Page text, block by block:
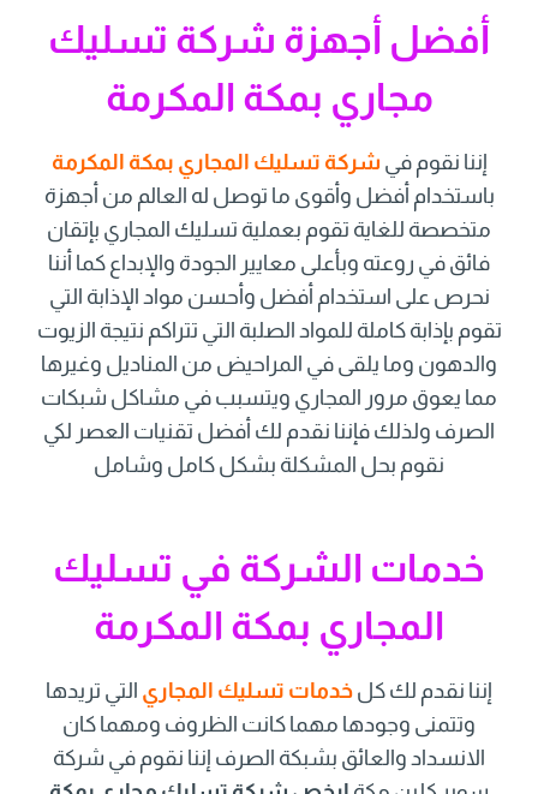
أفضل أجهزة شركة تسليك
مجاري بمكة المكرمة
إننا نقوم في شركة تسليك المجاري بمكة المكرمة
باستخدام أفضل وأقوى ما توصل له العالم من أجهزة
متخصصة للغاية تقوم بعملية تسليك المجاري بإتقان
فائق في روعته وبأعلى معايير الجودة والإبداع كما أننا
نحرص على استخدام أفضل وأحسن مواد الإذابة التي
تقوم بإذابة كاملة للمواد الصلبة التي تتراكم نتيجة الزيوت
والدهون وما يلقى في المراحيض من المناديل وغيرها
مما يعوق مرور المجاري ويتسبب في مشاكل شبكات
الصرف ولذلك فإننا نقدم لك أفضل تقنيات العصر لكي
نقوم بحل المشكلة بشكل كامل وشامل
خدمات الشركة في تسليك
المجاري بمكة المكرمة
إننا نقدم لك كل خدمات تسليك المجاري التي تريدها
وتتمنى وجودها مهما كانت الظروف ومهما كان
الانسداد والعائق بشبكة الصرف إننا نقوم في شركة